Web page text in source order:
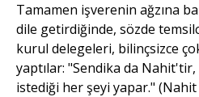
Tamamen işverenin ağzına
dile getirdiğinde, sözde
kurul delegeleri, bilinçsizce
yaptılar: "Sendika da
istediği her şeyi yapar."